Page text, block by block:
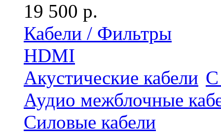
19 500 р.
Кабели / Фильтры
HDMI
Акустические кабели С
Аудио межблочные
Силовые кабели